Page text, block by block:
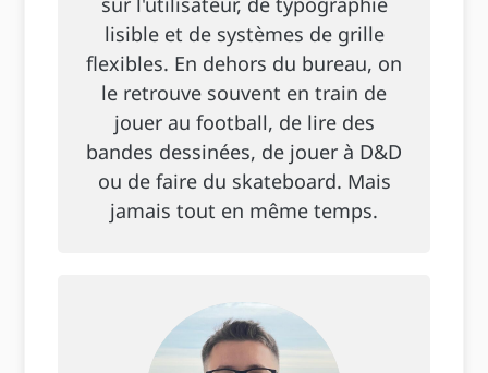
lisible et de systèmes de grille
flexibles. En dehors du bureau, on
le retrouve souvent en train de
jouer au football, de lire des
bandes dessinées, de jouer à D&D
ou de faire du skateboard. Mais
jamais tout en même temps.